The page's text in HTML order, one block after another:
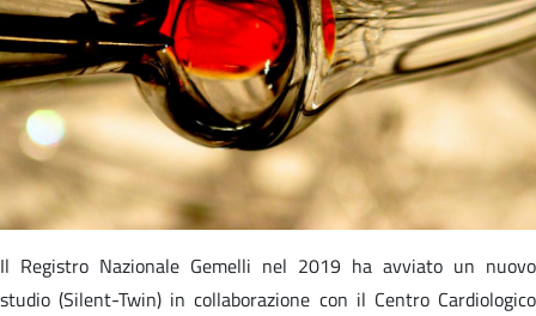
Il Registro Nazionale Gemelli nel 2019 ha avviato un nuovo
studio (Silent-Twin) in collaborazione con il Centro Cardiologico